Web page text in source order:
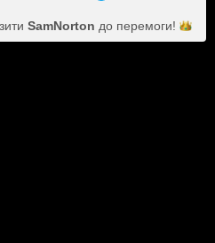
SamNorton до перемоги!